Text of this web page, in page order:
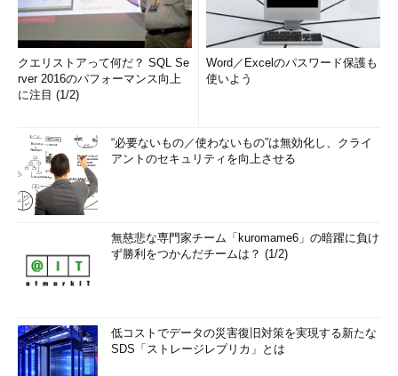
クエリストアって何だ？ SQL Se
rver 2016のパフォーマンス向上
に注目 (1/2)
Word／Excelのパスワード保護も
使いよう
“必要ないもの／使わないもの”は無効化し、クライ
アントのセキュリティを向上させる
無慈悲な専門家チーム「kuromame6」の暗躍に負け
ず勝利をつかんだチームは？ (1/2)
低コストでデータの災害復旧対策を実現する新たな
SDS「ストレージレプリカ」とは